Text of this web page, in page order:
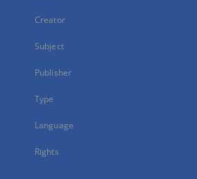
Creator
Subject
Publisher
Type
Language
Rights